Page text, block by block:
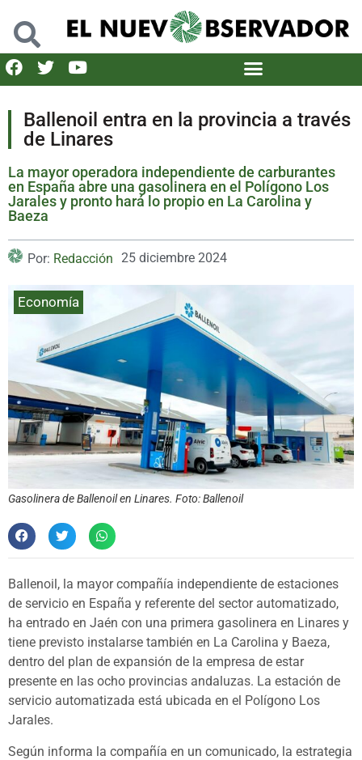
Ballenoil entra en la provincia a través
de Linares
La mayor operadora independiente de carburantes
en España abre una gasolinera en el Polígono Los
Jarales y pronto hará lo propio en La Carolina y
Baeza
Por: Redacción 25 diciembre 2024
Economía
Gasolinera de Ballenoil en Linares. Foto: Ballenoil
Ballenoil, la mayor compañía independiente de estaciones
de servicio en España y referente del sector automatizado,
ha entrado en Jaén con una primera gasolinera en Linares y
tiene previsto instalarse también en La Carolina y Baeza,
dentro del plan de expansión de la empresa de estar
presente en las ocho provincias andaluzas. La estación de
servicio automatizada está ubicada en el Polígono Los
Jarales.
Según informa la compañía en un comunicado, la estrategia